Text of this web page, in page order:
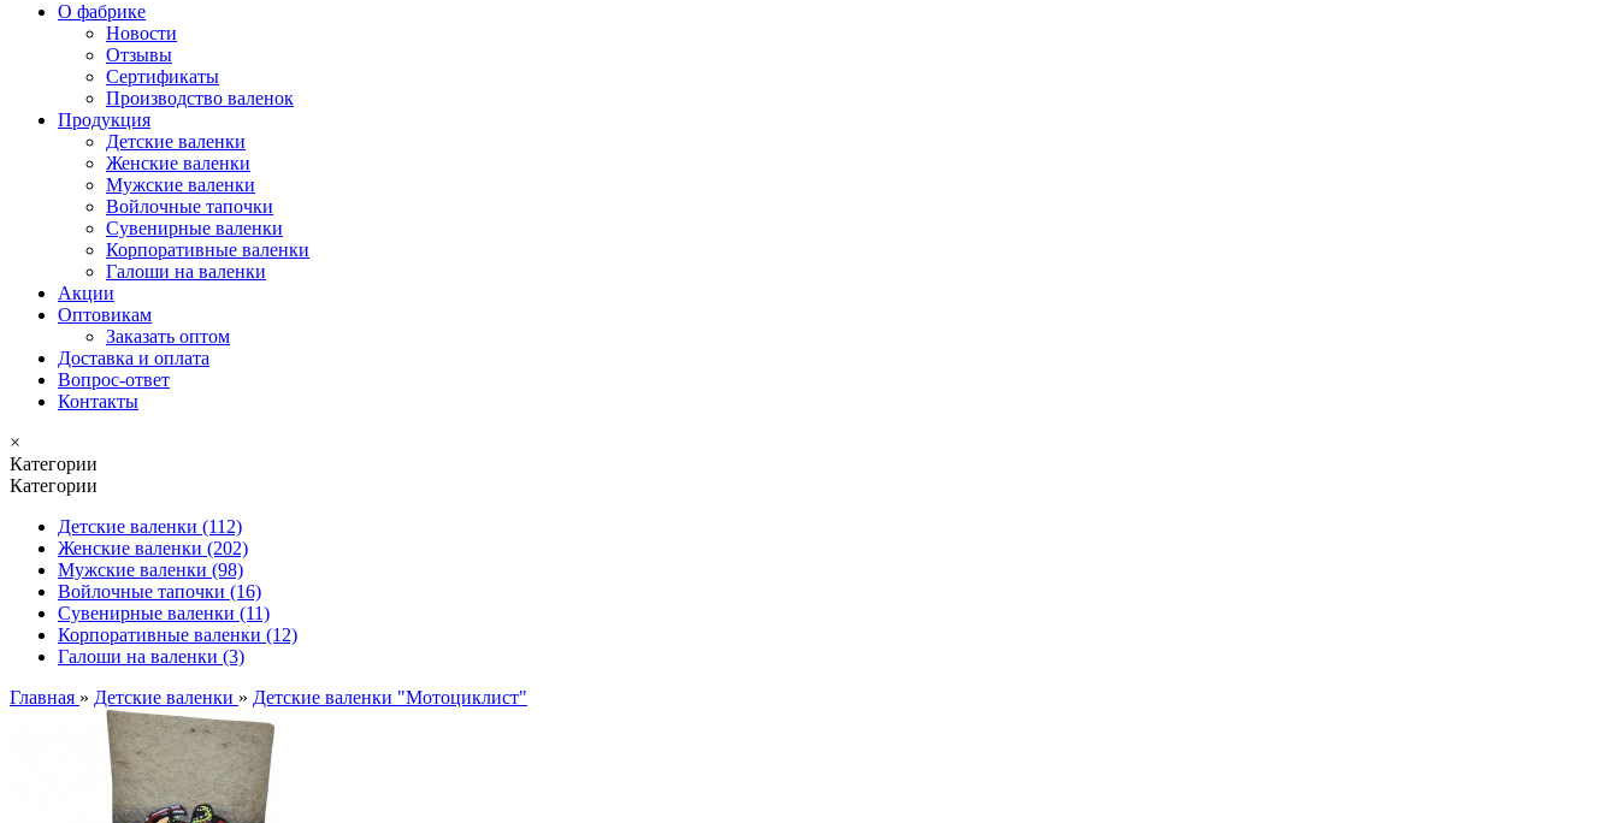
О фабрике
Новости
Отзывы
Сертификаты
Производство валенок
Продукция
Детские валенки
Женские валенки
Мужские валенки
Войлочные тапочки
Сувенирные валенки
Корпоративные валенки
Галоши на валенки
Акции
Оптовикам
Заказать оптом
Доставка и оплата
Вопрос-ответ
Контакты
×
Категории
Категории
Детские валенки (112)
Женские валенки (202)
Мужские валенки (98)
Войлочные тапочки (16)
Сувенирные валенки (11)
Корпоративные валенки (12)
Галоши на валенки (3)
Главная » Детские валенки » Детские валенки "Мотоциклист"